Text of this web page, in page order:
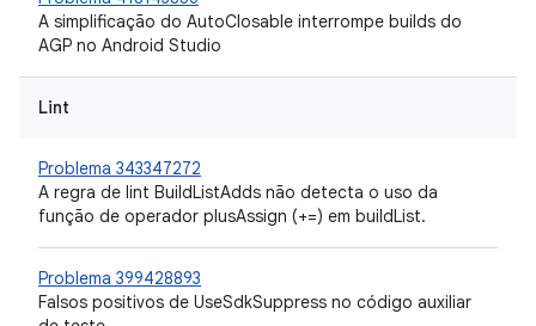
A simplificação do AutoClosable interrompe builds do
AGP no Android Studio
Lint
Problema 343347272
A regra de lint BuildListAdds não detecta o uso da
função de operador plusAssign (+=) em buildList.
Problema 399428893
Falsos positivos de UseSdkSuppress no código auxiliar